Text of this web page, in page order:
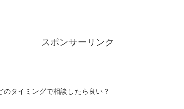
スポンサーリンク
のタイミングで相談したら良い？